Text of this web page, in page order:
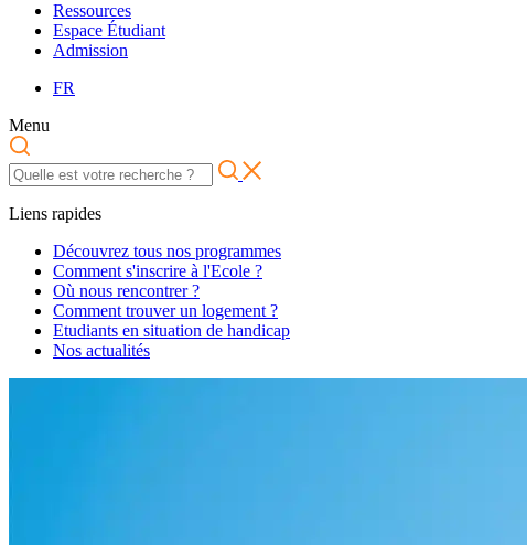
Ressources
Espace Étudiant
Admission
FR
Menu
Liens rapides
Découvrez tous nos programmes
Comment s'inscrire à l'Ecole ?
Où nous rencontrer ?
Comment trouver un logement ?
Etudiants en situation de handicap
Nos actualités